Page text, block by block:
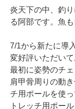
炎天下の中、釣
る阿部です。魚
7/1から新たに導
変好評いただいて
最初に姿勢のチ
肩甲骨周りの動
チ用ポールを使
トレッチ用ポー